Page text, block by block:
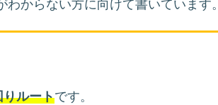
からない方に向けて書いています。
りルートです。